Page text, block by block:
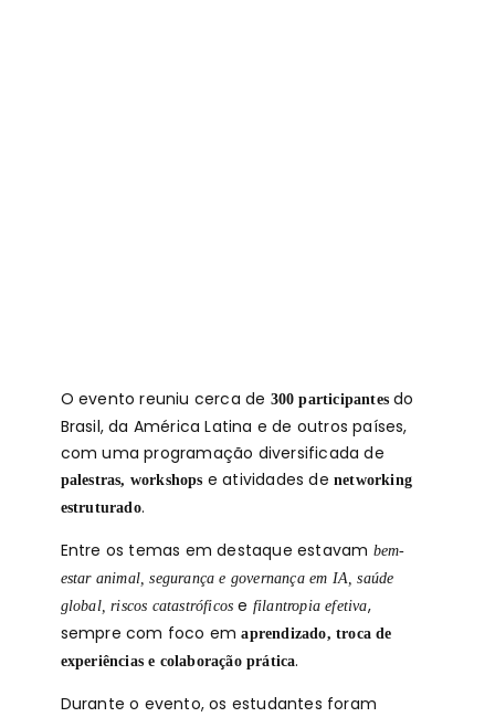
O evento reuniu cerca de 300 participantes do
Brasil, da América Latina e de outros países,
com uma programação diversificada de
palestras, workshops e atividades denetworking
estruturado.
Entre os temas em destaque estavam bem-
estar animal, segurança e governança em IA, saúde
global, riscos catastróficos e filantropia efetiva,
sempre com foco emaprendizado, troca de
experiências e colaboração prática.
Durante o evento, os estudantes foram